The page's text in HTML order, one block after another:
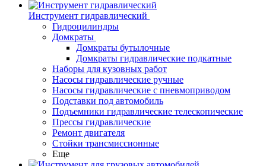
Инструмент гидравлический
Гидроцилиндры
Домкраты
Домкраты бутылочные
Домкраты гидравлические подкатные
Наборы для кузовных работ
Насосы гидравлические ручные
Насосы гидравлические с пневмоприводом
Подставки под автомобиль
Подъемники гидравлические телескопические
Прессы гидравлические
Ремонт двигателя
Стойки трансмиссионные
Еще